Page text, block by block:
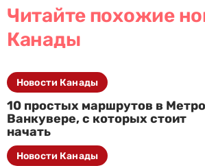
Читайте похожие
Канады
10 простых маршрутов в
Ванкувере, с которых стоит
начать
Новости Канады
Новости Канады